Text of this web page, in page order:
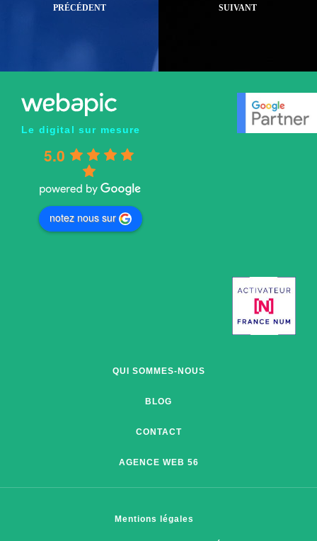
Le digital sur mesure
5.0
notez nous sur
QUI SOMMES-NOUS
BLOG
CONTACT
AGENCE WEB 56
Mentions légales